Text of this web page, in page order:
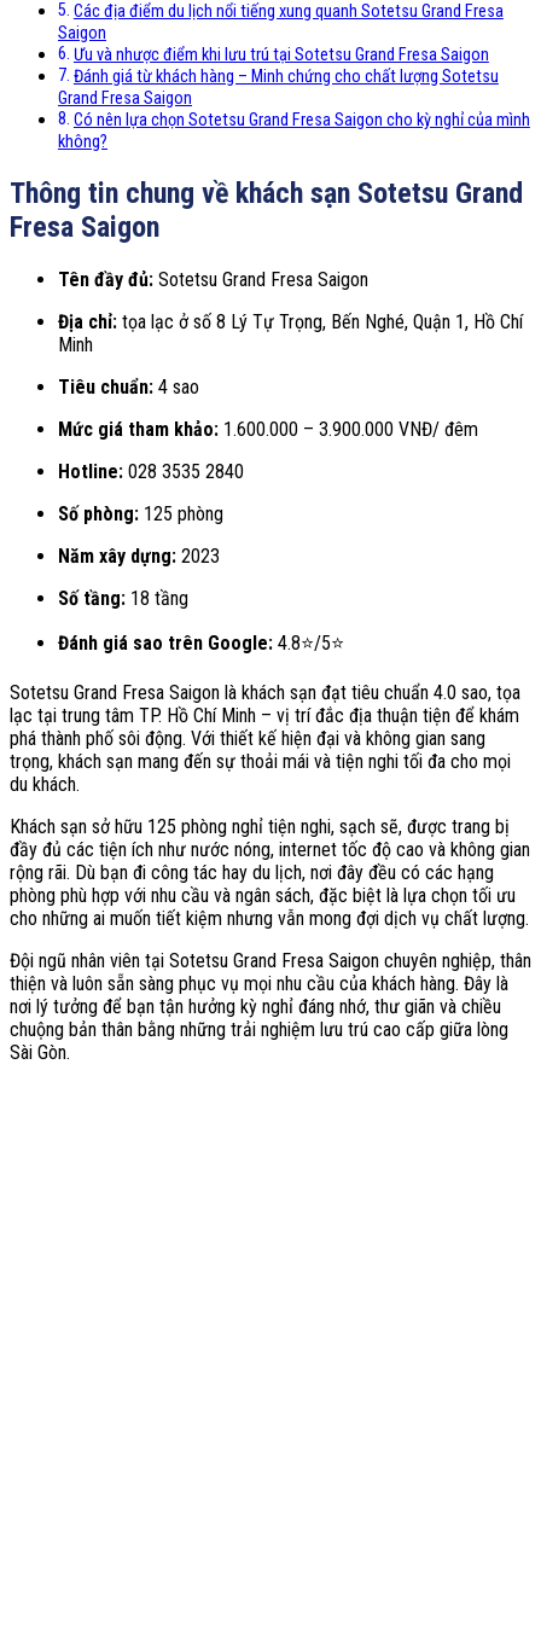
Các địa điểm du lịch nổi tiếng xung quanh Sotetsu Grand Fresa
Saigon
Ưu và nhược điểm khi lưu trú tại Sotetsu Grand Fresa Saigon
Đánh giá từ khách hàng – Minh chứng cho chất lượng Sotetsu
Grand Fresa Saigon
Có nên lựa chọn Sotetsu Grand Fresa Saigon cho kỳ nghỉ của mình
không?
Thông tin chung về khách sạn Sotetsu Grand
Fresa Saigon
Tên đầy đủ: Sotetsu Grand Fresa Saigon
Địa chỉ: tọa lạc ở số 8 Lý Tự Trọng, Bến Nghé, Quận 1, Hồ Chí
Minh
Tiêu chuẩn: 4 sao
Mức giá tham khảo: 1.600.000 – 3.900.000 VNĐ/ đêm
Hotline: 028 3535 2840
Số phòng: 125 phòng
Năm xây dựng: 2023
Số tầng: 18 tầng
Đánh giá sao trên Google: 4.8⭐/5⭐
Sotetsu Grand Fresa Saigon là khách sạn đạt tiêu chuẩn 4.0 sao, tọa
lạc tại trung tâm TP. Hồ Chí Minh – vị trí đắc địa thuận tiện để khám
phá thành phố sôi động. Với thiết kế hiện đại và không gian sang
trọng, khách sạn mang đến sự thoải mái và tiện nghi tối đa cho mọi
du khách.
Khách sạn sở hữu 125 phòng nghỉ tiện nghi, sạch sẽ, được trang bị
đầy đủ các tiện ích như nước nóng, internet tốc độ cao và không gian
rộng rãi. Dù bạn đi công tác hay du lịch, nơi đây đều có các hạng
phòng phù hợp với nhu cầu và ngân sách, đặc biệt là lựa chọn tối ưu
cho những ai muốn tiết kiệm nhưng vẫn mong đợi dịch vụ chất lượng.
Đội ngũ nhân viên tại Sotetsu Grand Fresa Saigon chuyên nghiệp, thân
thiện và luôn sẵn sàng phục vụ mọi nhu cầu của khách hàng. Đây là
nơi lý tưởng để bạn tận hưởng kỳ nghỉ đáng nhớ, thư giãn và chiều
chuộng bản thân bằng những trải nghiệm lưu trú cao cấp giữa lòng
Sài Gòn.